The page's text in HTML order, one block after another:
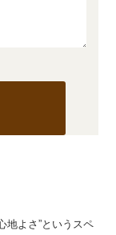
地よさ”というスペ